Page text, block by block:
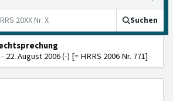
Suchen
22. August 2006 (-) [= HRRS 2006 Nr. 771]